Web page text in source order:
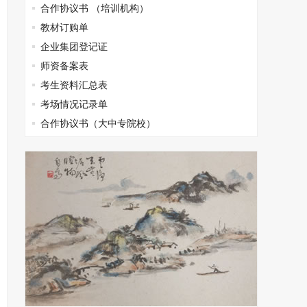
合作协议书 （培训机构）
教材订购单
企业集团登记证
师资备案表
考生资料汇总表
考场情况记录单
合作协议书（大中专院校）